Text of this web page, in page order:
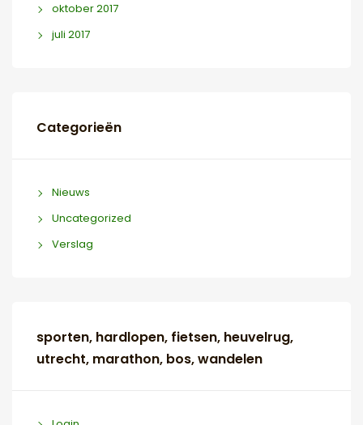
oktober 2017
juli 2017
Categorieën
Nieuws
Uncategorized
Verslag
sporten, hardlopen, fietsen, heuvelrug,
utrecht, marathon, bos, wandelen